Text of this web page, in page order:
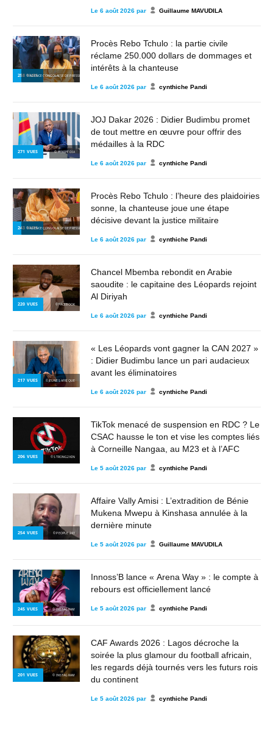
Le 6 août 2026 par Guillaume MAVUDILA
258 VUES
© AGENCE CONGOLAISE DE PRESSE
Procès Rebo Tchulo : la partie civile
réclame 250.000 dollars de dommages et
intérêts à la chanteuse
Le 6 août 2026 par cynthiche Pandi
271 VUES © WIKIPÉDIA
JOJ Dakar 2026 : Didier Budimbu promet
de tout mettre en œuvre pour offrir des
médailles à la RDC
Le 6 août 2026 par cynthiche Pandi
243 VUES
© AGENCE CONGOLAISE DE PRESSE
Procès Rebo Tchulo : l’heure des plaidoiries
sonne, la chanteuse joue une étape
décisive devant la justice militaire
Le 6 août 2026 par cynthiche Pandi
220 VUES © FACEBOOK
Chancel Mbemba rebondit en Arabie
saoudite : le capitaine des Léopards rejoint
Al Diriyah
Le 6 août 2026 par cynthiche Pandi
217 VUES © JEUNES AFRIQUE
« Les Léopards vont gagner la CAN 2027 »
: Didier Budimbu lance un pari audacieux
avant les éliminatoires
Le 6 août 2026 par cynthiche Pandi
206 VUES © STRONG2KIN
TikTok menacé de suspension en RDC ? Le
CSAC hausse le ton et vise les comptes liés
à Corneille Nangaa, au M23 et à l’AFC
Le 5 août 2026 par cynthiche Pandi
254 VUES © PEOPLE 243
Affaire Vally Amisi : L’extradition de Bénie
Mukena Mwepu à Kinshasa annulée à la
dernière minute
Le 5 août 2026 par Guillaume MAVUDILA
245 VUES © INSTAGRAM
Innoss’B lance « Arena Way » : le compte à
rebours est officiellement lancé
Le 5 août 2026 par cynthiche Pandi
201 VUES © INSTAGRAM
CAF Awards 2026 : Lagos décroche la
soirée la plus glamour du football africain,
les regards déjà tournés vers les futurs rois
du continent
Le 5 août 2026 par cynthiche Pandi